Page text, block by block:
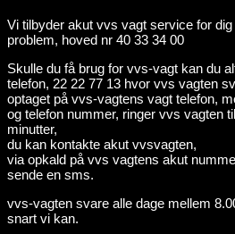
Vi tilbyder akut vvs vagt service for
problem, hoved nr 40 33 34 00
Skulle du få brug for vvs-vagt kan du
telefon, 22 22 77 13 hvor vvs vagten
optaget på vvs-vagtens vagt telefon,
og telefon nummer, ringer vvs vagten
minutter,
du kan kontakte akut vvsvagten,
via opkald på vvs vagtens akut
sende en sms.
vvs-vagten svare alle dage mellem
snart vi kan.